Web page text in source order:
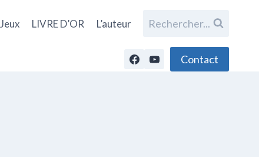
LIVRE D’OR L’auteur Rechercher...
Contact